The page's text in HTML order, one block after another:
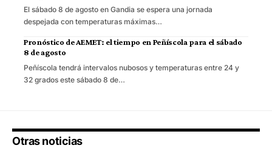
El sábado 8 de agosto en Gandia se espera una jornada
despejada con temperaturas máximas…
Pronóstico de AEMET: el tiempo en Peñíscola para el sábado
8 de agosto
Peñíscola tendrá intervalos nubosos y temperaturas entre 24 y
32 grados este sábado 8 de…
Otras noticias